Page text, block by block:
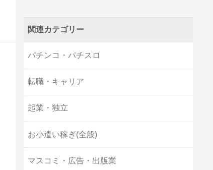
関連カテゴリー
パチンコ・パチスロ
転職・キャリア
起業・独立
お小遣い稼ぎ(全般)
マスコミ・広告・出版業